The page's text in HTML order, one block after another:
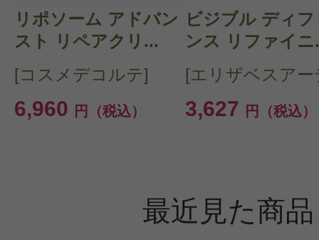
リポソーム アドバン
スト リペアクリ...
[コスメデコルテ]
6,960 円（税込）
ビジブル ディ
ンス リファイニ
[エリザベスアー
3,627 円（税込）
最近見た商品